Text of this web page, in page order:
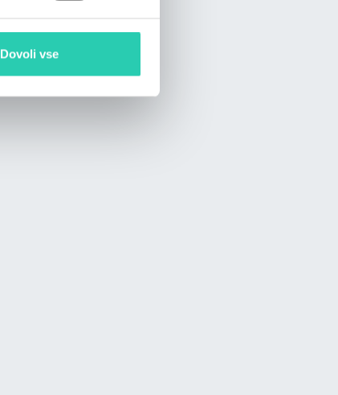
Dovoli vse